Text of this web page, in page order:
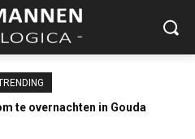
te overnachten in Gouda